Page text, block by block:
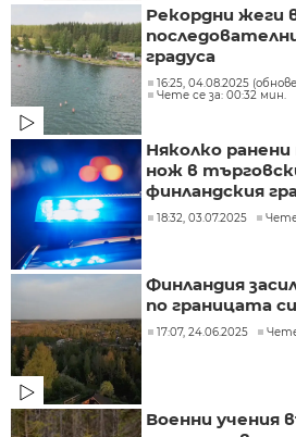
Рекордни жеги
градуса
16:25, 04.08.2025
Чете се за: 00:32 мин.
Няколко ранени
нож в
финландския
18:32, 03.07.2025 Чете
Финландия
по границата
17:07, 24.06.2025
Военни учения